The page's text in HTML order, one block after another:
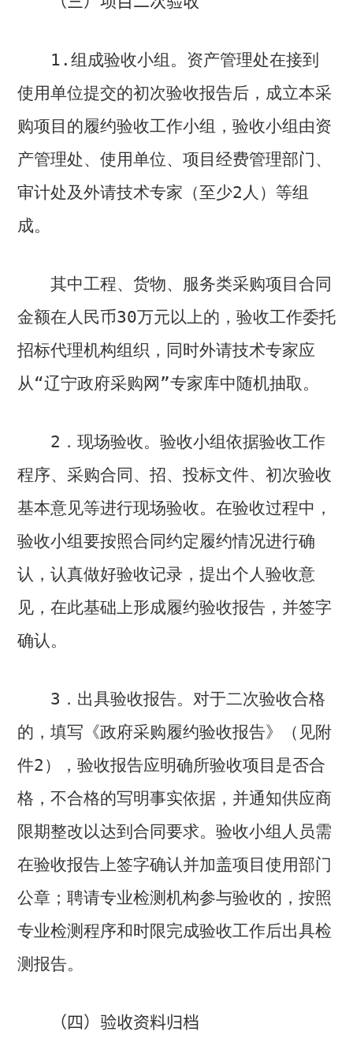
1.组成验收小组。资产管理处在接到
使用单位提交的初次验收报告后，成立本采
购项目的履约验收工作小组，验收小组由资
产管理处、使用单位、项目经费管理部门、
审计处及外请技术专家（至少2 人）等组
成。
其中工程、货物、服务类采购项目合同
金额在人民币30万元以上的，验收工作委托
招标代理机构组织，同时外请技术专家应
从“辽宁政府采购网”专家库中随机抽取。
2 ．现场验收。验收小组依据验收工作
程序、采购合同、招、投标文件、初次验收
基本意见等进行现场验收。在验收过程中，
验收小组要按照合同约定履约情况进行确
认，认真做好验收记录，提出个人验收意
见，在此基础上形成履约验收报告，并签字
确认。
3 ．出具验收报告。对于二次验收合格
的，填写《政府采购履约验收报告》（见附
件2 ），验收报告应明确所验收项目是否合
格，不合格的写明事实依据，并通知供应商
限期整改以达到合同要求。验收小组人员需
在验收报告上签字确认并加盖项目使用部门
公章；聘请专业检测机构参与验收的，按照
专业检测程序和时限完成验收工作后出具检
测报告。
（四）验收资料归档